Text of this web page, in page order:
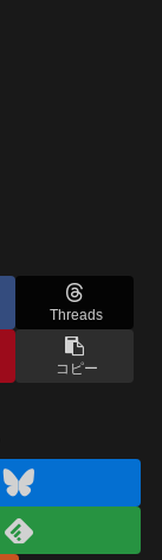
Threads
コピー